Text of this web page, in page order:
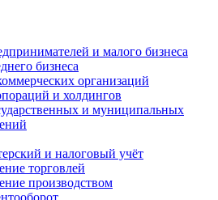
и малого бизнеса
бизнеса
организаций
и холдингов
и муниципальных
и налоговый учёт
торговлей
производством